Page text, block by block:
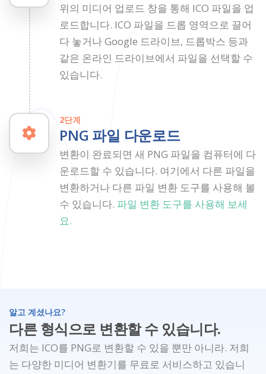
위의 미디어 업로드 창을 통해 ICO 파일을 업
로드합니다. ICO 파일을 드롭 영역으로 끌어
다 놓거나 Google 드라이브, 드롭박스 등과
같은 온라인 드라이브에서 파일을 선택할 수
있습니다.
2단계
PNG 파일 다운로드
변환이 완료되면 새 PNG 파일을 컴퓨터에 다
운로드할 수 있습니다. 여기에서 다른 파일을
변환하거나 다른 파일 변환 도구를 사용해 볼
수 있습니다. 파일 변환 도구를 사용해 보세
요.
알고 계셨나요?
다른 형식으로 변환할 수 있습니다.
저희는 ICO를 PNG로 변환할 수 있을 뿐만 아니라. 저희
는 다양한 미디어 변환기를 무료로 서비스하고 있습니